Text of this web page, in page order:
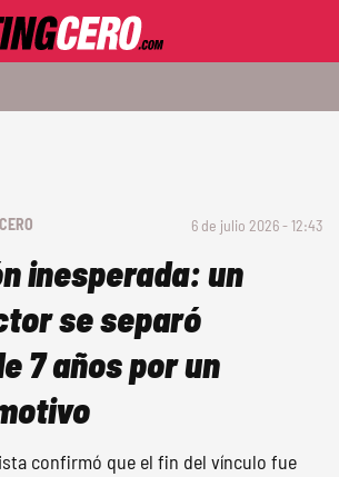
6 de julio 2026 - 12:43
inesperada: un
se separó
7 años por un
confirmó que el fin del vínculo fue